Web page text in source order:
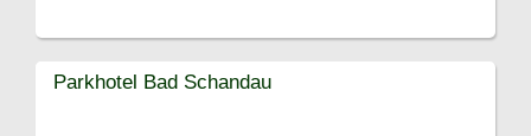
Parkhotel Bad Schandau